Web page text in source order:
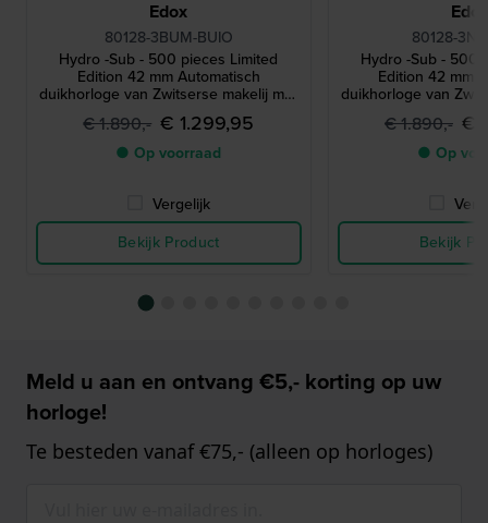
Edox
80128-3BUM-BUIO
Hydro -Sub - 500 pieces Limited
Edition 42 mm Automatisch
duikhorloge van Zwitserse makelij met
COSC-certificaat
€ 1.890,- € 1.299,95
● Op voorraad
Vergelijk
Bekijk Product
Edox
80128-
Hydro -Sub - 500
Edition 42 mm
duikhorloge van
COSC-
€ 1.890,- €
● Op
Bekijk
Meld u aan en ontvang €5,- korting op uw
horloge!
Te besteden vanaf €75,- (alleen op horloges)